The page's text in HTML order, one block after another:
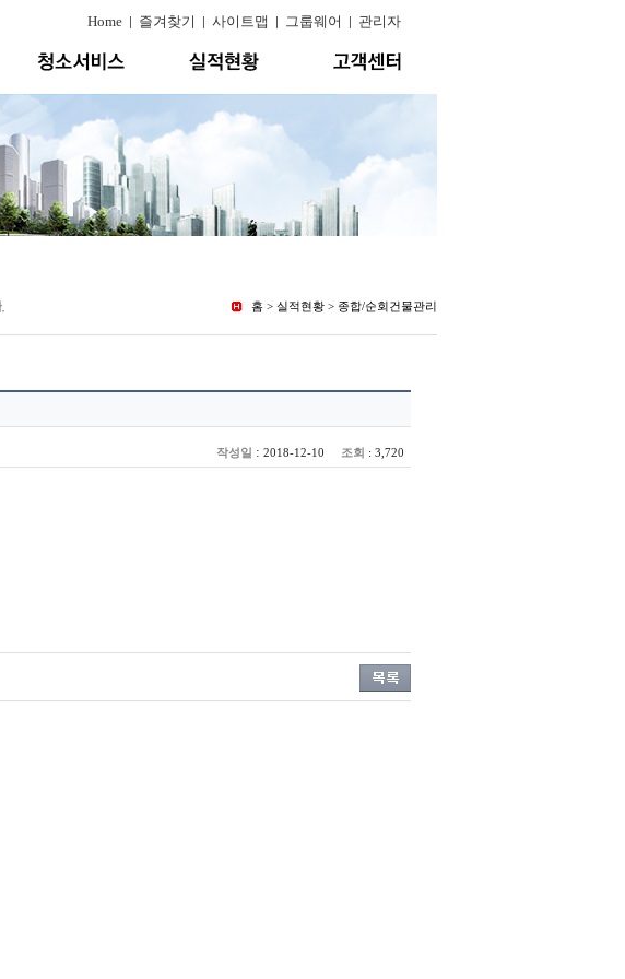
Home | 즐겨찾기 | 사이트맵 | 그룹웨어 | 관리자
홈 > 실적현황 > 종합/순회건물관리
작성일 : 2018-12-10 조회 : 3,720